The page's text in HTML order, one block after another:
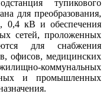
тупикового
для преобразования,
0,4 кВ и обеспечения
сетей, проложенных
для снабжения
офисов, медицинских
коммунальных
и промышленных